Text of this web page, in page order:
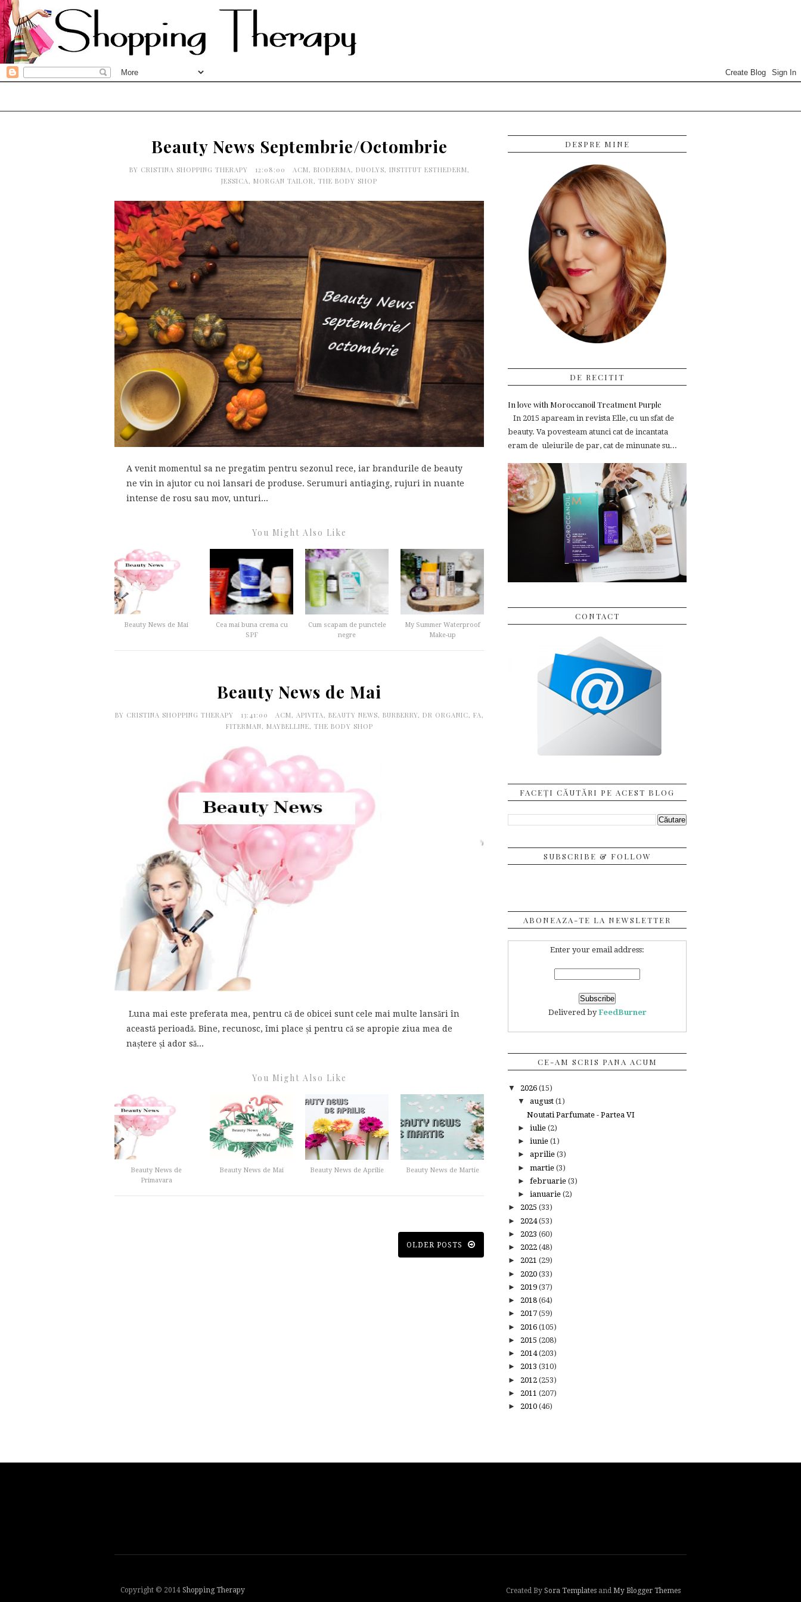
Beauty News Septembrie/Octombrie
BY CRISTINA SHOPPING THERAPY 12:08:00 ACM, BIODERMA, DUOLYS, INSTITUT ESTHEDERM,
JESSICA, MORGAN TAILOR, THE BODY SHOP
A venit momentul sa ne pregatim pentru sezonul rece, iar brandurile de beauty
ne vin in ajutor cu noi lansari de produse. Serumuri antiaging, rujuri in nuante
intense de rosu sau mov, unturi...
You Might Also Like
Beauty News de Mai
Cea mai buna crema cu
SPF
Cum scapam de punctele
negre
My Summer Waterproof
Make-up
Beauty News de Mai
BY CRISTINA SHOPPING THERAPY 13:41:00 ACM, APIVITA, BEAUTY NEWS, BURBERRY, DR ORGANIC, FA,
FITERMAN, MAYBELLINE, THE BODY SHOP
Luna mai este preferata mea, pentru că de obicei sunt cele mai multe lansări în
această perioadă. Bine, recunosc, îmi place și pentru că se apropie ziua mea de
naștere și ador să...
You Might Also Like
Beauty News de
Primavara
Beauty News de Mai Beauty News de Aprilie Beauty News de Martie
OLDER POSTS
DESPRE MINE
DE RECITIT
In love with Moroccanoil Treatment Purple
In 2015 apaream in revista Elle, cu un sfat de
beauty. Va povesteam atunci cat de incantata
eram de uleiurile de par, cat de minunate su...
CONTACT
FACEȚI CĂUTĂRI PE ACEST BLOG
SUBSCRIBE & FOLLOW
ABONEAZA-TE LA NEWSLETTER
Enter your email address:
Delivered byFeedBurner
CE-AM SCRIS PANA ACUM
▼ 2026 (15)
▼ august (1)
Noutati Parfumate - Partea VI
► iulie (2)
► iunie (1)
► aprilie (3)
► martie (3)
► februarie (3)
► ianuarie (2)
► 2025 (33)
► 2024(53)
► 2023 (60)
► 2022 (48)
► 2021 (29)
► 2020 (33)
► 2019 (37)
► 2018 (64)
► 2017 (59)
► 2016 (105)
► 2015 (208)
► 2014(203)
► 2013 (310)
► 2012 (253)
► 2011 (207)
► 2010 (46)
Copyright © 2014 Shopping Therapy Created By Sora Templates and My Blogger Themes